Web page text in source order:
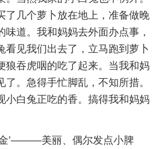
了几个萝卜放在地上，准备做晚
道。我和妈妈去外面办点事，
看见我们出去了，立马跑到萝卜
狼吞虎咽的吃了起来。当我和妈
。急得手忙脚乱，不知所措。
小白兔正吃的香。搞得我和妈妈
金’———美丽、偶尔发点小脾